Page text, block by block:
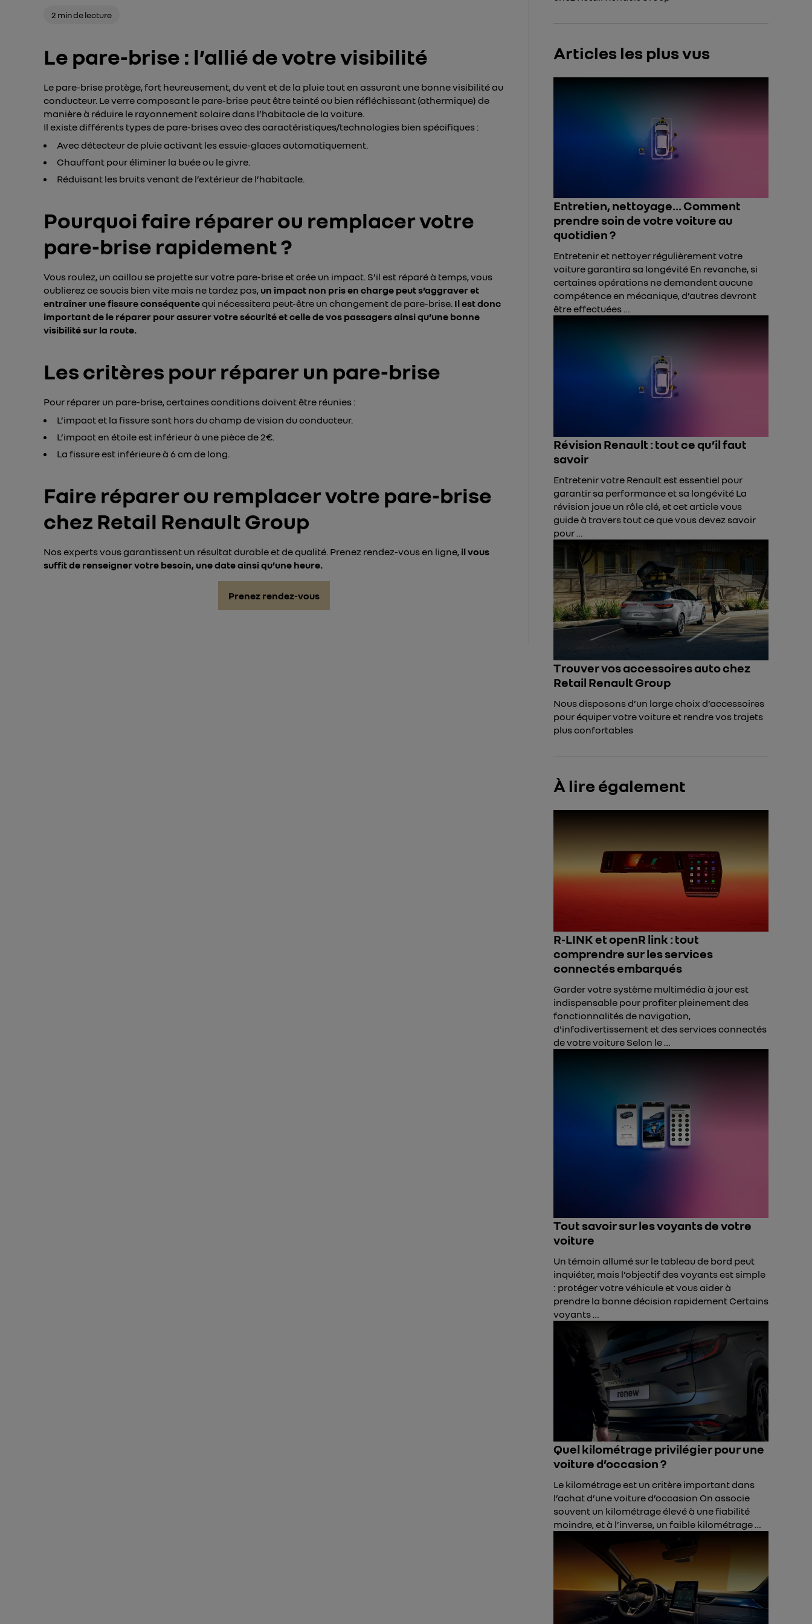
2 min de lecture
Le pare-brise : l’allié de votre visibilité
Le pare-brise protège, fort heureusement, du vent et de la pluie tout en assurant une bonne visibilité au
conducteur. Le verre composant le pare-brise peut être teinté ou bien réfléchissant (athermique) de
manière à réduire le rayonnement solaire dans l’habitacle de la voiture.
Il existe différents types de pare-brises avec des caractéristiques/technologies bien spécifiques :
Avec détecteur de pluie activant les essuie-glaces automatiquement.
Chauffant pour éliminer la buée ou le givre.
Réduisant les bruits venant de l’extérieur de l’habitacle.
Pourquoi faire réparer ou remplacer votre
pare-brise rapidement ?
Vous roulez, un caillou se projette sur votre pare-brise et crée un impact. S’il est réparé à temps, vous
oublierez ce soucis bien vite mais ne tardez pas, un impact non pris en charge peut s’aggraver et
entraîner une fissure conséquentequi nécessitera peut-être un changement de pare-brise. Il est donc
important de le réparer pour assurer votre sécurité et celle de vos passagers ainsi qu’une bonne
visibilité sur la route.
Les critères pour réparer un pare-brise
Pour réparer un pare-brise, certaines conditions doivent être réunies :
L’impact et la fissure sont hors du champ de vision du conducteur.
L’impact en étoile est inférieur à une pièce de 2€.
La fissure est inférieure à 6 cm de long.
Faire réparer ou remplacer votre pare-brise
chez Retail Renault Group
Nos experts vous garantissent un résultat durable et de qualité. Prenez rendez-vous en ligne, il vous
suffit de renseigner votre besoin, une date ainsi qu’une heure.
Prenez rendez-vous
Articles les plus vus
Entretien, nettoyage... Comment
prendre soin de votre voiture au
quotidien ?
Entretenir et nettoyer régulièrement votre
voiture garantira sa longévité En revanche, si
certaines opérations ne demandent aucune
compétence en mécanique, d’autres devront
être effectuées …
Révision Renault : tout ce qu’il faut
savoir
Entretenir votre Renault est essentiel pour
garantir sa performance et sa longévité La
révision joue un rôle clé, et cet article vous
guide à travers tout ce que vous devez savoir
pour …
Trouver vos accessoires auto chez
Retail Renault Group
Nous disposons d’un large choix d’accessoires
pour équiper votre voiture et rendre vos trajets
plus confortables
À lire également
R-LINK et openR link : tout
comprendre sur les services
connectés embarqués
Garder votre système multimédia à jour est
indispensable pour profiter pleinement des
fonctionnalités de navigation,
d'infodivertissement et des services connectés
de votre voiture Selon le …
Tout savoir sur les voyants de votre
voiture
Un témoin allumé sur le tableau de bord peut
inquiéter, mais l’objectif des voyants est simple
: protéger votre véhicule et vous aider à
prendre la bonne décision rapidement Certains
voyants …
Quel kilométrage privilégier pour une
voiture d’occasion ?
Le kilométrage est un critère important dans
l’achat d’une voiture d’occasion On associe
souvent un kilométrage élevé à une fiabilité
moindre, et à l’inverse, un faible kilométrage …